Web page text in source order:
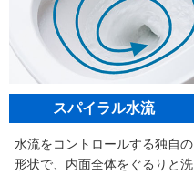
スパイラル水流
水流をコントロールする独自の
形状で、内面全体をぐるりと洗